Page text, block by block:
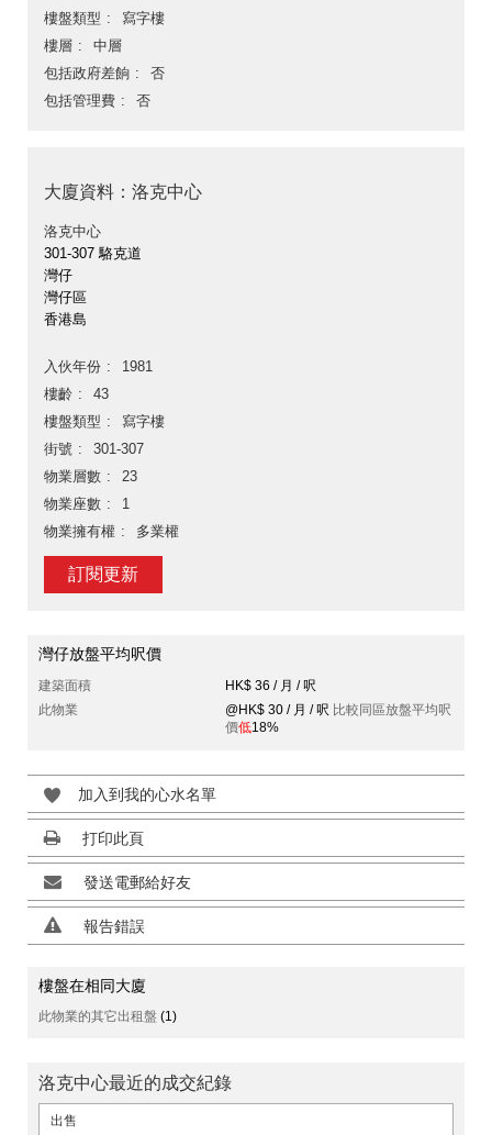
樓盤類型
寫字樓
樓層
中層
包括政府差餉
否
包括管理費
否
大廈資料：洛克中心
洛克中心
301-307 駱克道
灣仔
灣仔區
香港島
入伙年份
1981
樓齡
43
樓盤類型
寫字樓
街號
301-307
物業層數
23
物業座數
1
物業擁有權
多業權
訂閱更新
灣仔放盤平均呎價
建築面積
HK$ 36 / 月 / 呎
此物業
@HK$ 30 / 月 / 呎 比較同區放盤平均呎
價低18%
加入到我的心水名單
打印此頁
發送電郵給好友
報告錯誤
樓盤在相同大廈
此物業的其它出租盤 (1)
洛克中心最近的成交紀錄
出售